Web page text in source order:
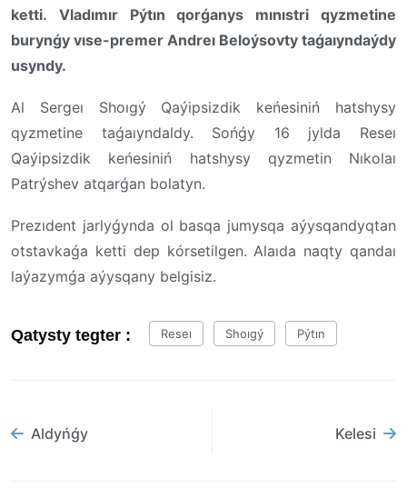
ketti. Vladımır Pýtın qorǵanys mınıstri qyzmetine
burynǵy vıse-premer Andreı Beloýsovty taǵaıyndaýdy
usyndy.
Al Sergeı Shoıgý Qaýipsizdik keńesiniń hatshysy
qyzmetine taǵaıyndaldy. Sońǵy 16 jylda Reseı
Qaýipsizdik keńesiniń hatshysy qyzmetin Nıkolaı
Patrýshev atqarǵan bolatyn.
Prezıdent jarlyǵynda ol basqa jumysqa aýysqandyqtan
otstavkaǵa ketti dep kórsetilgen. Alaıda naqty qandaı
laýazymǵa aýysqany belgisiz.
Qatysty tegter : Reseı Shoıgý Pýtın
Aldyńǵy Kelesi